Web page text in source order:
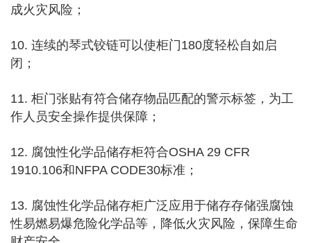
成火灾风险；
10. 连续的琴式铰链可以使柜门180度轻松自如启
闭；
11. 柜门张贴有符合储存物品匹配的警示标签，为工
作人员安全操作提供保障；
12. 腐蚀性化学品储存柜符合OSHA 29 CFR
1910.106和NFPA CODE30标准；
13. 腐蚀性化学品储存柜广泛应用于储存存储强腐蚀
性易燃易爆危险化学品等，降低火灾风险，保障生命